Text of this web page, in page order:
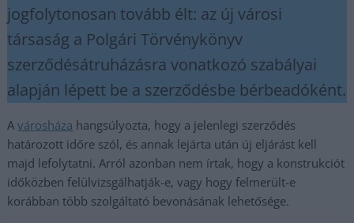
jogfolytonosan tovább élt: az új városi
társaság a Polgári Törvénykönyv
szerződésátruházásra vonatkozó szabályai
alapján lépett be a szerződésbe bérbeadóként.
Avárosháza hangsúlyozta, hogy a jelenlegi szerződés
határozott időre szól, és annak lejárta után új eljárást kell
majd lefolytatni. Arról azonban nem írtak, hogy a konstrukciót
időközben felülvizsgálhatják-e, vagy hogy felmerült-e
korábban több szolgáltató bevonásának lehetősége.